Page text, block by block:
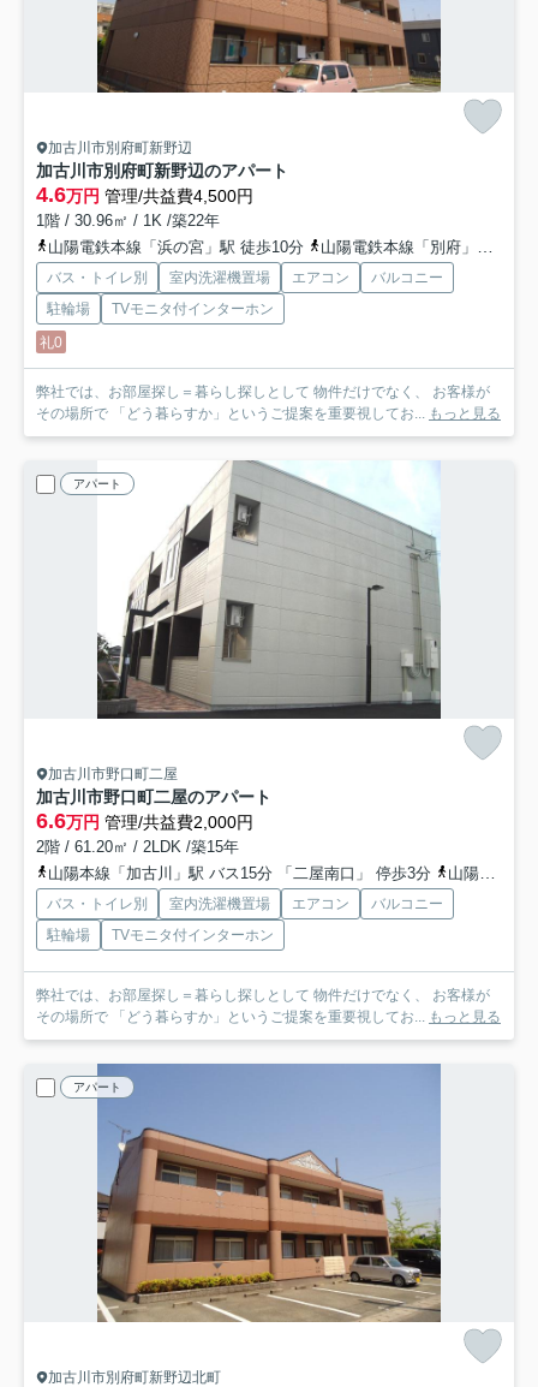
加古川市別府町新野辺
加古川市別府町新野辺のアパート
4.6万円 管理/共益費4,500円
1階 / 30.96㎡ / 1K /築22年
山陽電鉄本線「浜の宮」駅 徒歩10分
山陽電鉄本線「別府」駅 徒歩16分
バス・トイレ別 室内洗濯機置場 エアコン
バルコニー
駐輪場
TVモニタ付インターホン
礼0
弊社では、お部屋探し＝暮らし探しとして 物件だけでなく、 お客様が
その場所で 「どう暮らすか」というご提案を重要視してお... もっと見る
アパート
加古川市野口町二屋
加古川市野口町二屋のアパート
6.6万円 管理/共益費2,000円
2階 / 61.20㎡ / 2LDK /築15年
山陽本線「加古川」駅 バス15分 「二屋南口」 停歩3分
山陽本線「東加古川」駅 徒歩23分
バス・トイレ別 室内洗濯機置場 エアコン
バルコニー
駐輪場
TVモニタ付インターホン
弊社では、お部屋探し＝暮らし探しとして 物件だけでなく、 お客様が
その場所で 「どう暮らすか」というご提案を重要視してお... もっと見る
アパート
加古川市別府町新野辺北町